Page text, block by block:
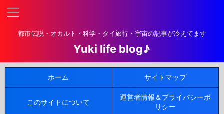
都市伝説・オカルト・科学・タイ旅行・宇宙の記事が冷えてます
Yuki life blog♪
ホーム サイトマップ
このサイトについて
運営者情報＆プライバシーポ
リシー